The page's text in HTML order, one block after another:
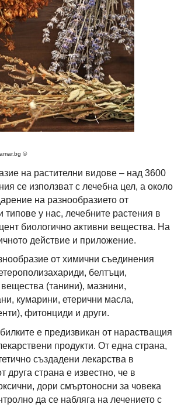
©
на растителни видове – над 3600
се използват с лечебна цел, а около
на разнообразието от
у нас, лечебните растения в
биологично активни вещества. На
действие и приложение.
от химични съединения
белтъци,
(танини), мазнини,
кумарини, етерични масла,
фитонциди и други.
е предизвикан от нарастващия
продукти. От една страна,
създадени лекарства в
друга страна е известно, че в
дори смъртоносни за човека
да се набляга на лечението с